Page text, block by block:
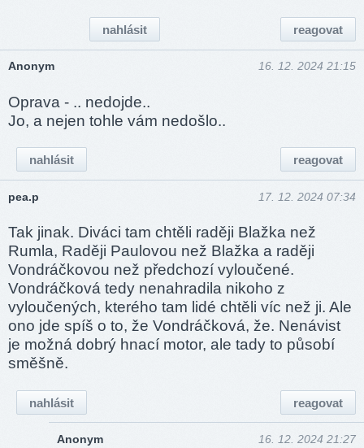
reagovat
nahlásit
Anonym 16. 12. 2024 21:15
Oprava - .. nedojde..
Jo, a nejen tohle vám nedošlo..
reagovat
nahlásit
pea.p 17. 12. 2024 07:34
Tak jinak. Diváci tam chtěli raději Blažka než
Rumla, Raději Paulovou než Blažka a raději
Vondráčkovou než předchozí vyloučené.
Vondráčková tedy nenahradila nikoho z
vyloučených, kterého tam lidé chtěli víc než ji. Ale
ono jde spíš o to, že Vondráčková, že. Nenávist
je možná dobrý hnací motor, ale tady to působí
směšně.
reagovat
nahlásit
Anonym 16. 12. 2024 21:27